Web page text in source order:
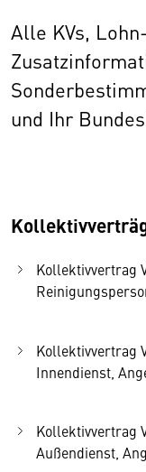
Alle KVs,
und Ihr
Kollektivvertrag
Kollektivvertrag
Innendienst,
Kollektivvertrag
Außendienst,